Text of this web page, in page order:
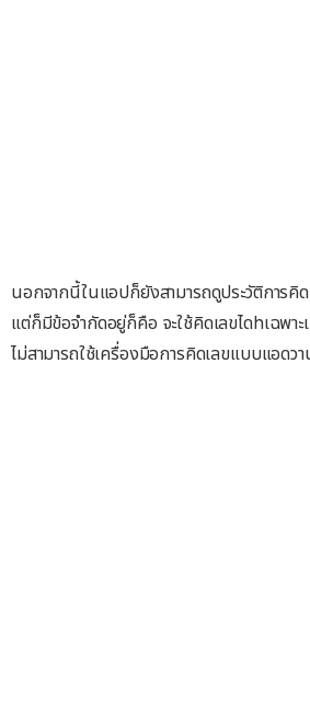
นอกจากนี้ในแอปก็ยังสามารถดูประวัติการคิ
แต่ก็มีข้อจำกัดอยู่ก็คือ จะใช้คิดเลขไดhเฉพา
ไม่สามารถใช้เครื่องมือการคิดเลขแบบแอด